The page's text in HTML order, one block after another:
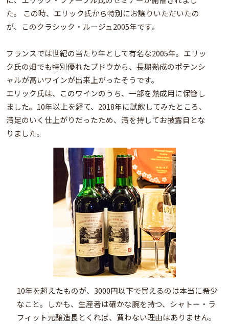
た。 この時、エリック氏から特別にお譲りいただいたの
が、このクラシック・ルージュ2005年です。
フランスでは世紀の当たり年として有名な2005年。エリッ
ク氏の畑でも特別優れたブドウから、長期熟成のポテンシ
ャルが高いワインが出来上がったそうです。
エリック氏は、このワインのうち、一部を熟成用に保管し
ました。10年以上を経て、2018年に試飲してみたところ、
満足のいく仕上がりだったため、満を持してお披露目とな
りました。
10年を超えたものが、3000円以下で買えるのは本当に希少
なこと。しかも、生産者は確かな腕を持つ、シャトー・ラ
フィット元醸造長とくれば、買わない理由はありません。